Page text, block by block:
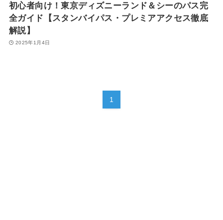
初心者向け！東京ディズニーランド＆シーのパス完
全ガイド【スタンバイパス・プレミアアクセス徹底
解説】
2025年1月4日
1